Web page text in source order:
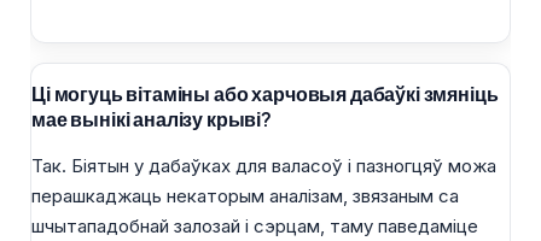
Ці могуць вітаміны або харчовыя дабаўкі змяніць
мае вынікі аналізу крыві?
Так. Біятын у дабаўках для валасоў і пазногцяў можа
перашкаджаць некаторым аналізам, звязаным са
шчытападобнай залозай і сэрцам, таму паведаміце